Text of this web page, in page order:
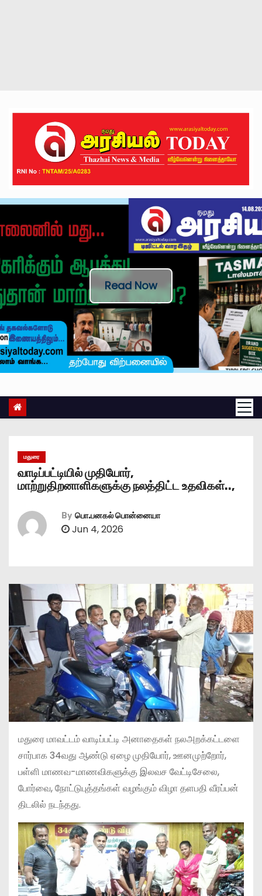
Read Now
மதுரை
வாடிப்பட்டியில் முதியோர்,
மாற்றுதிறனாளிகளுக்கு நலத்திட்ட உதவிகள்..,
By பொ.பனகல் பொன்னையா
Jun 4, 2026
மதுரை மாவட்டம் வாடிப்பட்டி அனாதைகள் நலஅறக்கட்டளை
சார்பாக 34வது ஆண்டு ஏழை முதியோர், ஊனமுற்றோர்,
பள்ளி மாணவ-மாணவிகளுக்கு இலவச வேட்டிசேலை,
போர்வை, நோட்டுபுத்தங்கள் வழங்கும் விழா தளபதி வீரப்பன்
திடலில் நடந்தது.